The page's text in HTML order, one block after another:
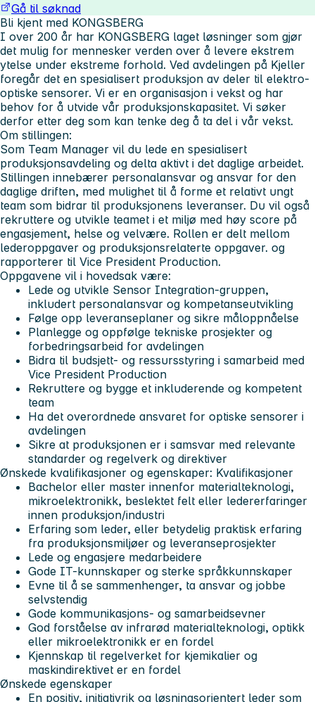
Gå til søknad
Bli kjent med KONGSBERG
I over 200 år har KONGSBERG laget løsninger som gjør
det mulig for mennesker verden over å levere ekstrem
ytelse under ekstreme forhold. Ved avdelingen på Kjeller
foregår det en spesialisert produksjon av deler til elektro-
optiske sensorer. Vi er en organisasjon i vekst og har
behov for å utvide vår produksjonskapasitet. Vi søker
derfor etter deg som kan tenke deg å ta del i vår vekst.
Om stillingen:
Som Team Manager vil du lede en spesialisert
produksjonsavdeling og delta aktivt i det daglige arbeidet.
Stillingen innebærer personalansvar og ansvar for den
daglige driften, med mulighet til å forme et relativt ungt
team som bidrar til produksjonens leveranser. Du vil også
rekruttere og utvikle teamet i et miljø med høy score på
engasjement, helse og velvære. Rollen er delt mellom
lederoppgaver og produksjonsrelaterte oppgaver. og
rapporterer til Vice President Production.
Oppgavene vil i hovedsak være:
Lede og utvikle Sensor Integration-gruppen,
inkludert personalansvar og kompetanseutvikling
Følge opp leveranseplaner og sikre måloppnåelse
Planlegge og oppfølge tekniske prosjekter og
forbedringsarbeid for avdelingen
Bidra til budsjett- og ressursstyring i samarbeid med
Vice President Production
Rekruttere og bygge et inkluderende og kompetent
team
Ha det overordnede ansvaret for optiske sensorer i
avdelingen
Sikre at produksjonen er i samsvar med relevante
standarder og regelverk og direktiver
Ønskede kvalifikasjoner og egenskaper: Kvalifikasjoner
Bachelor eller master innenfor materialteknologi,
mikroelektronikk, beslektet felt eller ledererfaringer
innen produksjon/industri
Erfaring som leder, eller betydelig praktisk erfaring
fra produksjonsmiljøer og leveranseprosjekter
Lede og engasjere medarbeidere
Gode IT-kunnskaper og sterke språkkunnskaper
Evne til å se sammenhenger, ta ansvar og jobbe
selvstendig
Gode kommunikasjons- og samarbeidsevner
God forståelse av infrarød materialteknologi, optikk
eller mikroelektronikk er en fordel
Kjennskap til regelverket for kjemikalier og
maskindirektivet er en fordel
Ønskede egenskaper
En positiv, initiativrik og løsningsorientert leder som